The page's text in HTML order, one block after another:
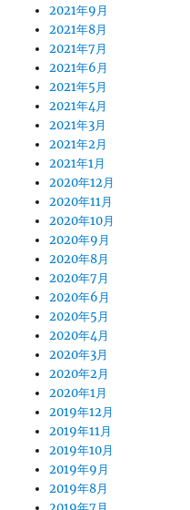
2021年9月
2021年8月
2021年7月
2021年6月
2021年5月
2021年4月
2021年3月
2021年2月
2021年1月
2020年12月
2020年11月
2020年10月
2020年9月
2020年8月
2020年7月
2020年6月
2020年5月
2020年4月
2020年3月
2020年2月
2020年1月
2019年12月
2019年11月
2019年10月
2019年9月
2019年8月